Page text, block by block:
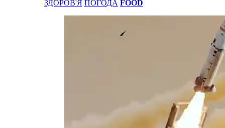
ЗДОРОВ'Я ПОГОДА FOOD